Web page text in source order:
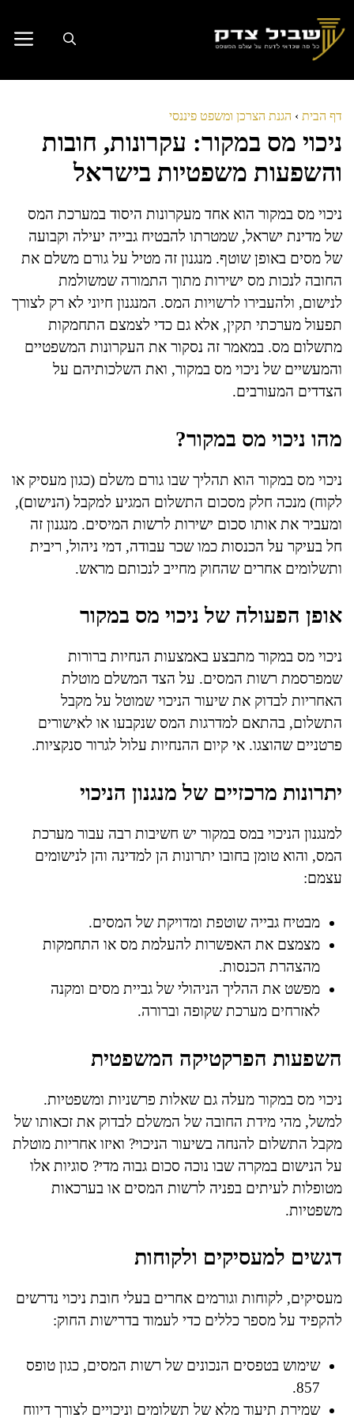
לתוכן
דף הבית › הגנת הצרכן ומשפט פיננסי
ניכוי מס במקור: עקרונות, חובות
והשפעות משפטיות בישראל
ניכוי מס במקור הוא אחד מעקרונות היסוד במערכת המס
של מדינת ישראל, שמטרתו להבטיח גבייה יעילה וקבועה
של מסים באופן שוטף. מנגנון זה מטיל על גורם משלם את
החובה לנכות מס ישירות מתוך התמורה שמשולמת
לנישום, ולהעבירו לרשויות המס. המנגנון חיוני לא רק לצורך
תפעול מערכתי תקין, אלא גם כדי לצמצם התחמקות
מתשלום מס. במאמר זה נסקור את העקרונות המשפטיים
והמעשיים של ניכוי מס במקור, ואת השלכותיהם על
הצדדים המעורבים.
מהו ניכוי מס במקור?
ניכוי מס במקור הוא תהליך שבו גורם משלם (כגון מעסיק או
לקוח) מנכה חלק מסכום התשלום המגיע למקבל (הנישום),
ומעביר את אותו סכום ישירות לרשות המיסים. מנגנון זה
חל בעיקר על הכנסות כמו שכר עבודה, דמי ניהול, ריבית
ותשלומים אחרים שהחוק מחייב לנכותם מראש.
אופן הפעולה של ניכוי מס במקור
ניכוי מס במקור מתבצע באמצעות הנחיות ברורות
שמפרסמת רשות המסים. על הצד המשלם מוטלת
האחריות לבדוק את שיעור הניכוי שמוטל על מקבל
התשלום, בהתאם למדרגות המס שנקבעו או לאישורים
פרטניים שהוצגו. אי קיום ההנחיות עלול לגרור סנקציות.
יתרונות מרכזיים של מנגנון הניכוי
למנגנון הניכוי במס במקור יש חשיבות רבה עבור מערכת
המס, והוא טומן בחובו יתרונות הן למדינה והן לנישומים
עצמם:
מבטיח גבייה שוטפת ומדויקת של המסים.
מצמצם את האפשרות להעלמת מס או התחמקות
מהצהרת הכנסות.
מפשט את ההליך הניהולי של גביית מסים ומקנה
לאזרחים מערכת שקופה וברורה.
השפעות הפרקטיקה המשפטית
ניכוי מס במקור מעלה גם שאלות פרשניות ומשפטיות.
למשל, מהי מידת החובה של המשלם לבדוק את זכאותו של
מקבל התשלום להנחה בשיעור הניכוי? ואיזו אחריות מוטלת
על הנישום במקרה שבו נוכה סכום גבוה מדי? סוגיות אלו
מטופלות לעיתים בפניה לרשות המסים או בערכאות
משפטיות.
דגשים למעסיקים ולקוחות
מעסיקים, לקוחות וגורמים אחרים בעלי חובת ניכוי נדרשים
להקפיד על מספר כללים כדי לעמוד בדרישות החוק:
שימוש בטפסים הנכונים של רשות המסים, כגון טופס
857.
שמירת תיעוד מלא של תשלומים וניכויים לצורך דיווח